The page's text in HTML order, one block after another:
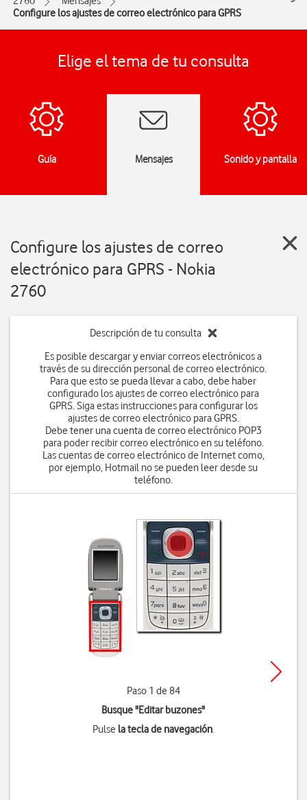
Configure los ajustes de correo electrónico para GPRS
Elige el tema de tu consulta
Guía Mensajes Sonido y pantalla
Configure los ajustes de correo
electrónico para GPRS - Nokia
2760
Descripción de tu consulta
Es posible descargar y enviar correos electrónicos a
través de su dirección personal de correo electrónico.
Para que esto se pueda llevar a cabo, debe haber
configurado los ajustes de correo electrónico para
GPRS. Siga estas instrucciones para configurar los
ajustes de correo electrónico para GPRS.
Debe tener una cuenta de correo electrónico POP3
para poder recibir correo electrónico en su teléfono.
Las cuentas de correo electrónico de Internet como,
por ejemplo, Hotmail no se pueden leer desde su
teléfono.
Paso 1 de 84
Busque "Editar buzones"
Pulse la tecla de navegación.